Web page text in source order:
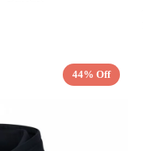
44% Off